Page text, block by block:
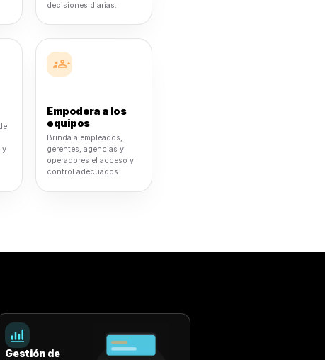
diseñados para negocios de alimentos.
Control centralizado
Ve lo que está en vivo, lo que está funcionando, lo
crece,